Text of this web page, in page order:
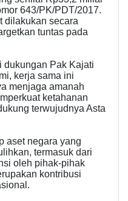
643/PK/PDT/2017.
dilakukan secara
tuntas pada
dukungan Pak Kajati
kerja sama ini
menjaga amanah
ketahanan
terwujudnya Asta
aset negara yang
termasuk dari
oleh pihak-pihak
kontribusi